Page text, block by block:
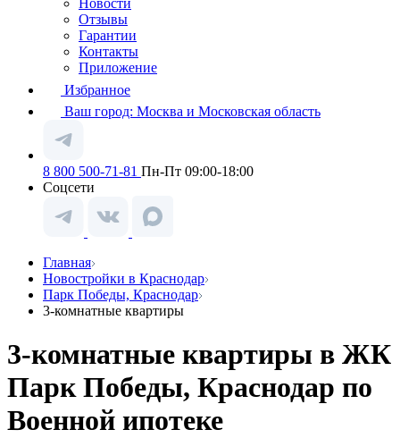
Новости
Отзывы
Гарантии
Контакты
Приложение
Избранное
Ваш город: Москва и Московская область
8 800 500-71-81 Пн-Пт 09:00-18:00
Соцсети
Главная
Новостройки в Краснодар
Парк Победы, Краснодар
3-комнатные квартиры
3-комнатные квартиры в ЖК
Парк Победы, Краснодар по
Военной ипотеке